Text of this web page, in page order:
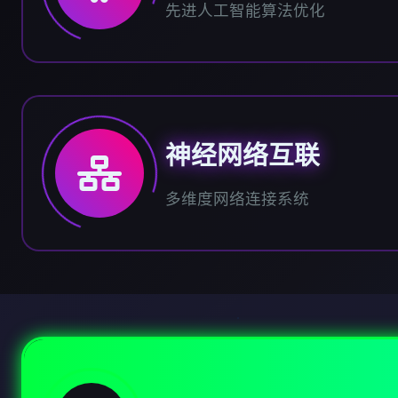
先进人工智能算法优化
神经网络互联
多维度网络连接系统